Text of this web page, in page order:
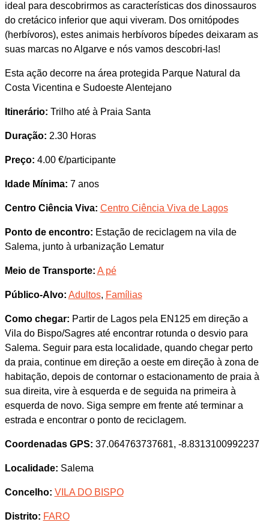
ideal para descobrirmos as características dos dinossauros
do cretácico inferior que aqui viveram. Dos ornitópodes
(herbívoros), estes animais herbívoros bípedes deixaram as
suas marcas no Algarve e nós vamos descobri-las!
Esta ação decorre na área protegida Parque Natural da
Costa Vicentina e Sudoeste Alentejano
Itinerário: Trilho até à Praia Santa
Duração: 2.30 Horas
Preço: 4.00 €/participante
Idade Mínima: 7 anos
Centro Ciência Viva: Centro Ciência Viva de Lagos
Ponto de encontro: Estação de reciclagem na vila de
Salema, junto à urbanização Lematur
Meio de Transporte: A pé
Público-Alvo: Adultos, Famílias
Como chegar: Partir de Lagos pela EN125 em direção a
Vila do Bispo/Sagres até encontrar rotunda o desvio para
Salema. Seguir para esta localidade, quando chegar perto
da praia, continue em direção a oeste em direção à zona de
habitação, depois de contornar o estacionamento de praia à
sua direita, vire à esquerda e de seguida na primeira à
esquerda de novo. Siga sempre em frente até terminar a
estrada e encontrar o ponto de reciclagem.
Coordenadas GPS: 37.064763737681, -8.8313100992237
Localidade: Salema
Concelho: VILA DO BISPO
Distrito: FARO